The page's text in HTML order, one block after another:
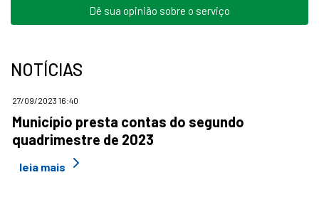
Dê sua opinião sobre o serviço
NOTÍCIAS
27/09/2023 16:40
Município presta contas do segundo
quadrimestre de 2023
leia mais